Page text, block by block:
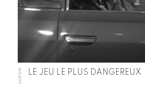
JAPON LE JEU LE PLUS DANGEREUX